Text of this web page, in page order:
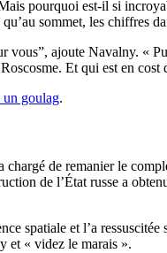
pourquoi est-il si
sommet, les chiffres
ajoute Navalny. «
Et qui est en
un goulag.
de remanier le
de l’État russe a
spatiale et l’a ressuscitée
et « videz le marais ».